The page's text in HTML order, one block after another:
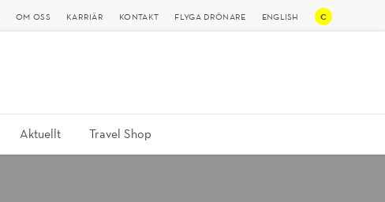
OM OSS KARRIÄR KONTAKT FLYGA DRÖNARE ENGLISH C
Aktuellt Travel Shop